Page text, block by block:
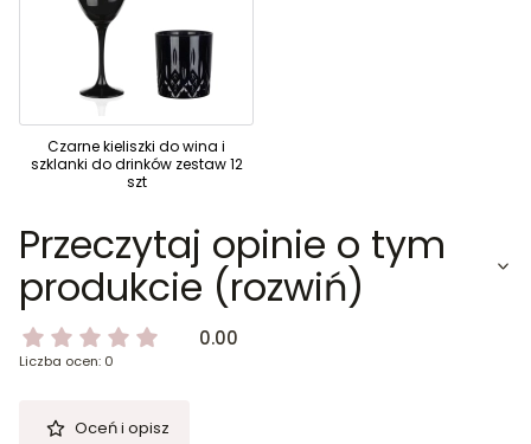
Czarne kieliszki do wina i
szklanki do drinków zestaw 12
szt
Przeczytaj opinie o tym
produkcie (rozwiń)
0.00
Liczba ocen: 0
Oceń i opisz